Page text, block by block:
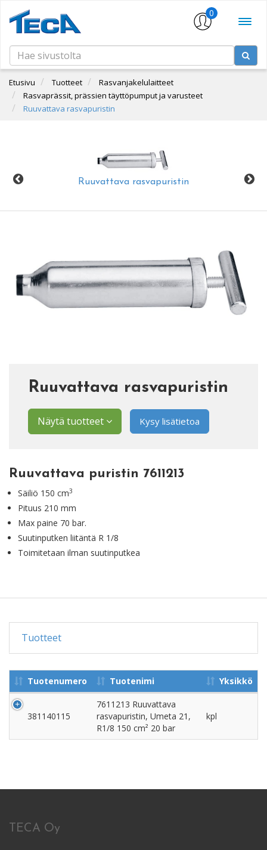
0
Etusivu Tuotteet
Rasvanjakelulaitteet
Rasvaprässit, prässien täyttöpumput ja varusteet
Ruuvattava rasvapuristin
Ruuvattava rasvapuristin
Ruuvattava rasvapuristin
Näytä tuotteet Kysy lisätietoa
Ruuvattava puristin 7611213
Säiliö 150 cm3
Pituus 210 mm
Max paine 70 bar.
Suutinputken liitäntä R 1/8
Toimitetaan ilman suutinputkea
Tuotteet
Tuotenumero Tuotenimi Yksikkö
381140115
7611213 Ruuvattava
rasvapuristin, Umeta 21,
R1/8 150 cm² 20 bar
kpl
TECA Oy